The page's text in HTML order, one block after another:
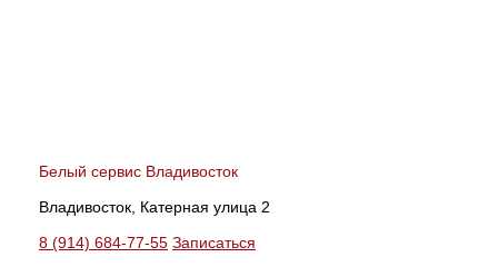
Белый сервис Владивосток
Владивосток, Катерная улица 2
8 (914) 684-77-55 Записаться